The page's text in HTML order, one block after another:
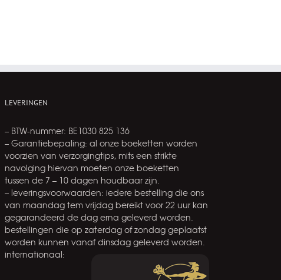
LEVERINGEN
– BTW-nummer: BE1030 825 136
– Garantiebepaling: al onze boeketten worden
voorzien van verzorgingtips, mits een strikte
navolging hiervan moeten onze boeketten
tussen de 7 – 10 dagen houdbaar zijn.
– leveringsvoorwaarden: iedere bestelling die ons
van maandag tem vrijdag bereikt voor 22 uur kan
gegarandeerd de dag erna geleverd worden.
bestellingen die op zaterdag of zondag geplaatst
worden kunnen vanaf dinsdag geleverd worden.
internationaal: